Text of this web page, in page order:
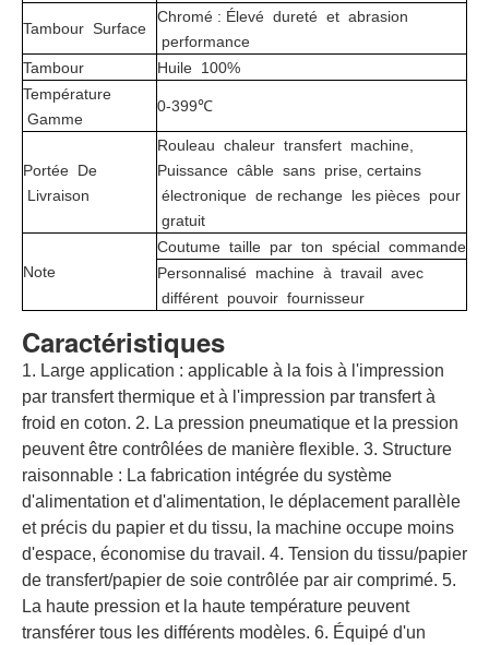
Tambour Surface
Chromé : Élevé dureté et abrasion
performance
Tambour
Huile 100%
Température
Gamme
0-399℃
Portée De
Livraison
Rouleau chaleur transfert machine,
Puissance câble sans prise, certains
électronique de rechange les pièces pour
gratuit
Note
Coutume taille par ton spécial commande
Personnalisé machine à travail avec
différent pouvoir fournisseur
Caractéristiques
1. Large application : applicable à la fois à l'impression
par transfert thermique et à l'impression par transfert à
froid en coton. 2. La pression pneumatique et la pression
peuvent être contrôlées de manière flexible. 3. Structure
raisonnable : La fabrication intégrée du système
d'alimentation et d'alimentation, le déplacement parallèle
et précis du papier et du tissu, la machine occupe moins
d'espace, économise du travail. 4. Tension du tissu/papier
de transfert/papier de soie contrôlée par air comprimé. 5.
La haute pression et la haute température peuvent
transférer tous les différents modèles. 6. Équipé d'un